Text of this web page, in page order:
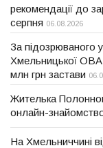
рекомендації до
серпня 06.08.2026
За підозрюваного
Хмельницької
млн грн застави
Жителька
онлайн-
На Хмельниччині